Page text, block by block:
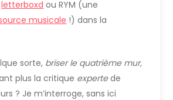
letterboxd ou RYM (une
musicale !) dans la
sorte, briser le quatrième mur,
plus la critique expertede
? Je m’interroge, sans ici